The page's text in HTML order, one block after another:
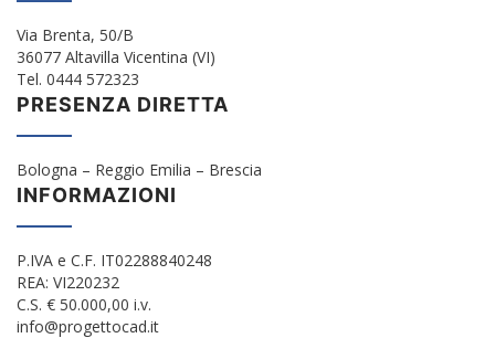
Via Brenta, 50/B
36077 Altavilla Vicentina (VI)
Tel. 0444 572323
PRESENZA DIRETTA
Bologna – Reggio Emilia – Brescia
INFORMAZIONI
P.IVA e C.F. IT02288840248
REA: VI220232
C.S. € 50.000,00 i.v.
info@progettocad.it